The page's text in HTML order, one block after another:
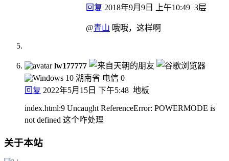
回复 2018年9月9日 上午10:49 3层
@青山 哦哦，这样啊
lw177777
湖南省 电信 0
回复 2022年5月15日 下午5:48 地板
index.html:9 Uncaught ReferenceError: POWERMODE is
not defined 这个咋处理
关于本站